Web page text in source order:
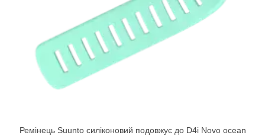
Ремінець Suunto силіконовий подовжує до D4i Novo ocean